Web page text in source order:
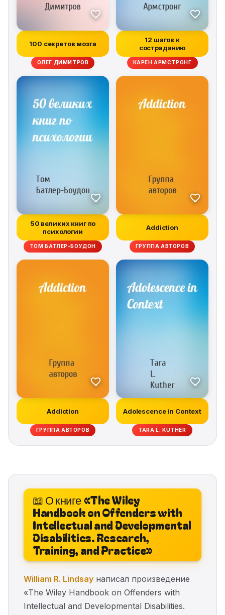
100 секретов мозга
ОЛЕГ ДИМИТРОВ
12 шагов к
состраданию
КАРЕН АРМСТРОНГ
50 великих книг по
психологии
ТОМ БАТЛЕР-БОУДОН
Addiction
ГРУППА АВТОРОВ
Addiction
ГРУППА АВТОРОВ
Adolescence in Context
TARA L. KUTHER
📖 О книге «The Wiley
Handbook on Offenders with
Intellectual and Developmental
Disabilities. Research,
Training, and Practice»
William R. Lindsay написал произведение
«The Wiley Handbook on Offenders with
Intellectual and Developmental Disabilities.